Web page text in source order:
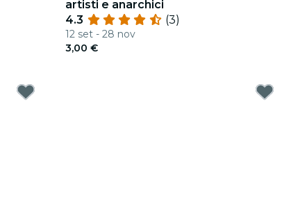
artisti e anarchici
4.3
(3)
12 set - 28 nov
3,00 €